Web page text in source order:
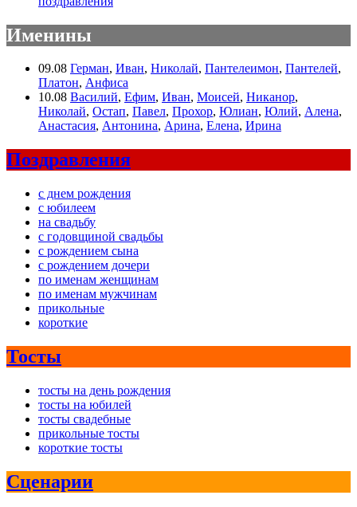
Именины
09.08 Герман, Иван, Николай, Пантелеимон, Пантелей,
Платон, Анфиса
10.08 Василий, Ефим, Иван, Моисей, Никанор,
Николай, Остап, Павел, Прохор, Юлиан, Юлий, Алена,
Анастасия, Антонина, Арина, Елена, Ирина
Поздравления
с днем рождения
с юбилеем
на свадьбу
с годовщиной свадьбы
с рождением сына
с рождением дочери
по именам женщинам
по именам мужчинам
прикольные
короткие
Тосты
тосты на день рождения
тосты на юбилей
тосты свадебные
прикольные тосты
короткие тосты
Сценарии